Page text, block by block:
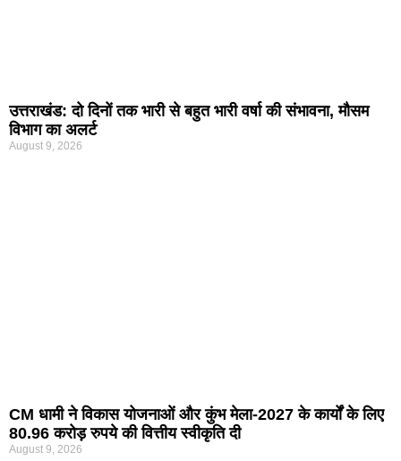
उत्तराखंड: दो दिनों तक भारी से बहुत भारी वर्षा की संभावना, मौसम
विभाग का अलर्ट
August 9, 2026
CM धामी ने विकास योजनाओं और कुंभ मेला-2027 के कार्यों के लिए
80.96 करोड़ रुपये की वित्तीय स्वीकृति दी
August 9, 2026